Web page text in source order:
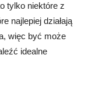
tylko niektóre z
najlepiej działają
więc być może
idealne